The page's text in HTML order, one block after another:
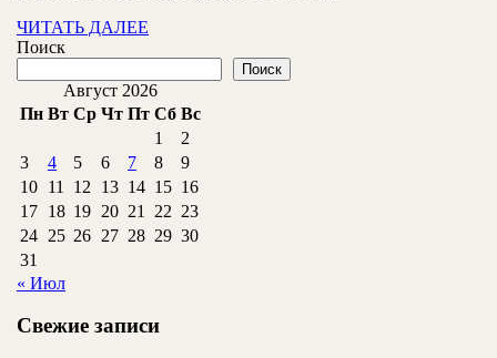
ЧИТАТЬ ДАЛЕЕ
Поиск
Поиск
Август 2026
Пн Вт Ср Чт Пт Сб Вс
1
2
3
4 5 6 7 8
9
10 11 12 13 14 15 16
17 18 19 20 21 22 23
24 25 26 27 28 29 30
31
« Июл
Свежие записи